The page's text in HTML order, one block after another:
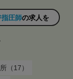
指圧師の求人を
（17）